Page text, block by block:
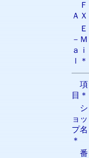
Ｆ
ＡＸ
Ｅ
－Ｍ
ａｉ
ｌ＊
項
目＊
シ
ョッ
プ名
＊
番